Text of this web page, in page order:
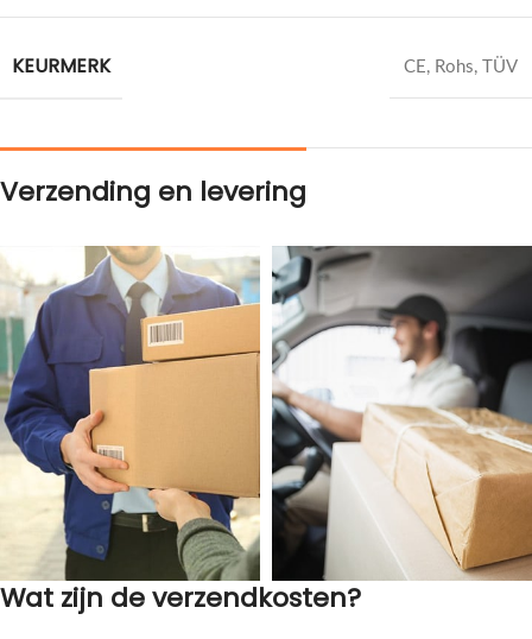
KEURMERK CE, Rohs, TÜV
Verzending en levering
Wat zijn de verzendkosten?